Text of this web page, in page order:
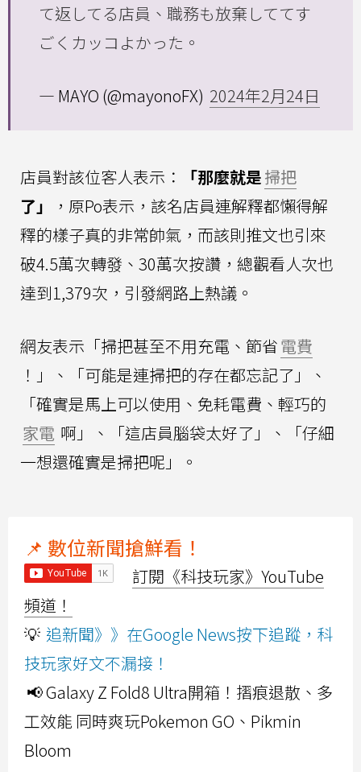
て返してる店員、職務も放棄しててす
ごくカッコよかった。
— MAYO (@mayonoFX) 2024年2月24日
店員對該位客人表示： 「那麼就是掃把
了」
，原Po表示，該名店員連解釋都懶得解
釋的樣子真的非常帥氣，而該則推文也引來
破4.5萬次轉發、30萬次按讚，總觀看人次也
達到1,379次，引發網路上熱議。
網友表示「掃把甚至不用充電、節省電費
！」、「可能是連掃把的存在都忘記了」、
「確實是馬上可以使用、免耗電費、輕巧的
家電 啊」、「這店員腦袋太好了」、「仔細
一想還確實是掃把呢」。
📌 數位新聞搶鮮看！
訂閱《科技玩家》YouTube
頻道！
💡 追新聞》》在Google News按下追蹤，科
技玩家好文不漏接！
📢 Galaxy Z Fold8 Ultra開箱！摺痕退散、多
工效能 同時爽玩Pokemon GO、Pikmin
Bloom